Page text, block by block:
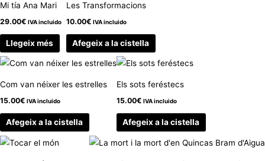
Mi tía Ana Mari
29.00€ IVA incluido
Llegeix més
Les Transformacions
10.00€ IVA incluido
Afegeix a la cistella
Com van néixer les estrelles
15.00€ IVA incluido
Afegeix a la cistella
Els sots feréstecs
15.00€ IVA incluido
Afegeix a la cistella